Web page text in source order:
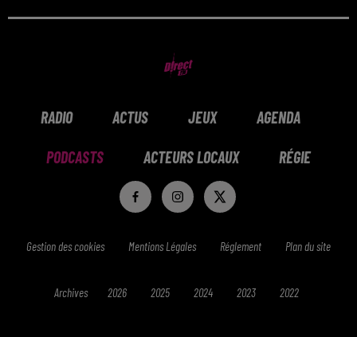
RADIO ACTUS JEUX AGENDA
PODCASTS ACTEURS LOCAUX RÉGIE
Gestion des cookies Mentions Légales Réglement Plan du site
Archives 2026 2025 2024 2023 2022